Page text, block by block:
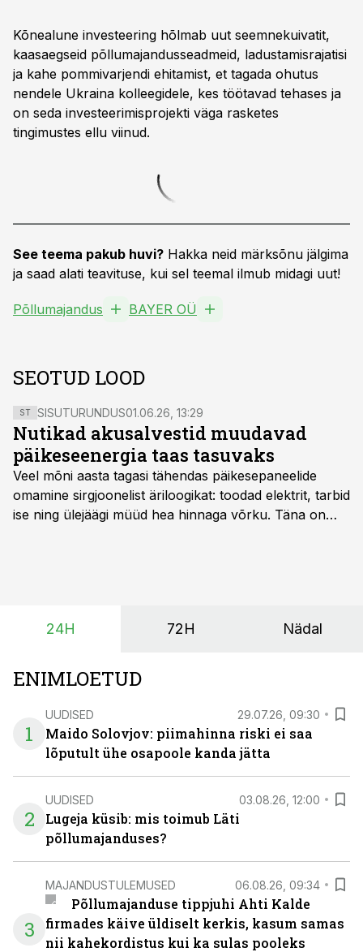
Kõnealune investeering hõlmab uut seemnekuivatit,
kaasaegseid põllumajandusseadmeid, ladustamisrajatisi
ja kahe pommivarjendi ehitamist, et tagada ohutus
nendele Ukraina kolleegidele, kes töötavad tehases ja
on seda investeerimisprojekti väga rasketes
tingimustes ellu viinud.
See teema pakub huvi? Hakka neid märksõnu jälgima
ja saad alati teavituse, kui sel teemal ilmub midagi uut!
Põllumajandus BAYER OÜ
SEOTUD LOOD
ST SISUTURUNDUS01.06.26, 13:29
Nutikad akusalvestid muudavad
päikeseenergia taas tasuvaks
Veel mõni aasta tagasi tähendas päikesepaneelide
omamine sirgjoonelist äriloogikat: toodad elektrit, tarbid
ise ning ülejäägi müüd hea hinnaga võrku. Täna on
põllumajandusettevõtete jaoks üheks olulisemaks
24H 72H Nädal
ENIMLOETUD
1
UUDISED 29.07.26, 09:30
Maido Solovjov: piimahinna riski ei saa
lõputult ühe osapoole kanda jätta
2
UUDISED 03.08.26, 12:00
Lugeja küsib: mis toimub Läti
põllumajanduses?
3
MAJANDUSTULEMUSED 06.08.26, 09:34
Põllumajanduse tippjuhi Ahti Kalde
firmades käive üldiselt kerkis, kasum samas
nii kahekordistus kui ka sulas pooleks